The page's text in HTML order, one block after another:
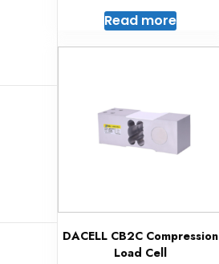
Read more
DACELL CB2C Compression
Load Cell